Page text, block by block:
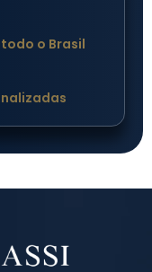
todo o Brasil